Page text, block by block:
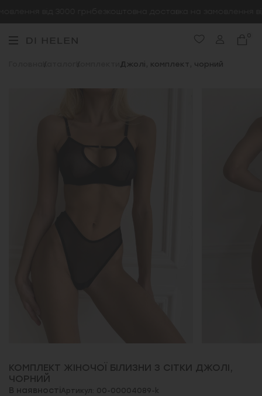
0
Каталог Комплекти Джолі, комплект, чорний
КОМПЛЕКТ ЖІНОЧОЇ БІЛИЗНИ З СІТКИ ДЖОЛІ,
ЧОРНИЙ
В наявностіАртикул: 00-00004089-k